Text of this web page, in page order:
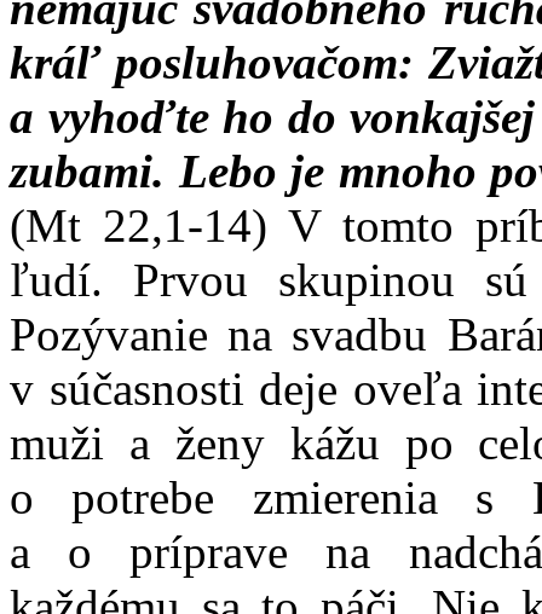
kráľ posluhovačom:
a vyhoďte ho do
zubami. Lebo je mnoho
(Mt 22,1-14) V tomto
ľudí. Prvou skupinou
Pozývanie na svadbu
v súčasnosti deje oveľa
muži a ženy kážu po
o potrebe zmierenia s
a o príprave na